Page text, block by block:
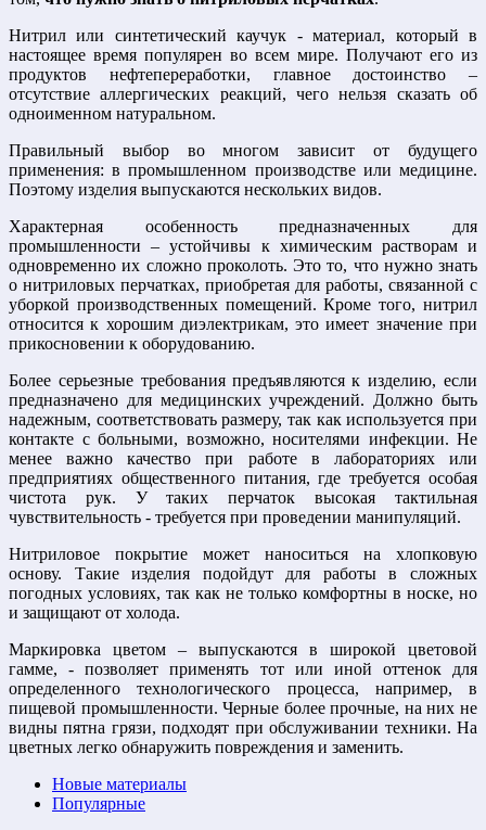
Нитрил или синтетический каучук - материал, который в
настоящее время популярен во всем мире. Получают его из
продуктов нефтепереработки, главное достоинство –
отсутствие аллергических реакций, чего нельзя сказать об
одноименном натуральном.
Правильный выбор во многом зависит от будущего
применения: в промышленном производстве или медицине.
Поэтому изделия выпускаются нескольких видов.
Характерная особенность предназначенных для
промышленности – устойчивы к химическим растворам и
одновременно их сложно проколоть. Это то, что нужно знать
о нитриловых перчатках, приобретая для работы, связанной с
уборкой производственных помещений. Кроме того, нитрил
относится к хорошим диэлектрикам, это имеет значение при
прикосновении к оборудованию.
Более серьезные требования предъявляются к изделию, если
предназначено для медицинских учреждений. Должно быть
надежным, соответствовать размеру, так как используется при
контакте с больными, возможно, носителями инфекции. Не
менее важно качество при работе в лабораториях или
предприятиях общественного питания, где требуется особая
чистота рук. У таких перчаток высокая тактильная
чувствительность - требуется при проведении манипуляций.
Нитриловое покрытие может наноситься на хлопковую
основу. Такие изделия подойдут для работы в сложных
погодных условиях, так как не только комфортны в носке, но
и защищают от холода.
Маркировка цветом – выпускаются в широкой цветовой
гамме, - позволяет применять тот или иной оттенок для
определенного технологического процесса, например, в
пищевой промышленности. Черные более прочные, на них не
видны пятна грязи, подходят при обслуживании техники. На
цветных легко обнаружить повреждения и заменить.
Новые материалы
Популярные